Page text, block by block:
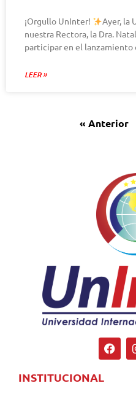
¡Orgullo UnInter!
Ayer, la
nuestra Rectora, la Dra.
participar en el lanzamiento
LEER »
« Anterior
INSTITUCIONAL